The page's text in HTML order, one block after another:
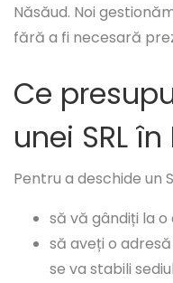
Năsăud. Noi
fără a fi necesară
Ce
unei SRL
Pentru a deschide un
să vă gândiți la o
să aveți o
se va stabili